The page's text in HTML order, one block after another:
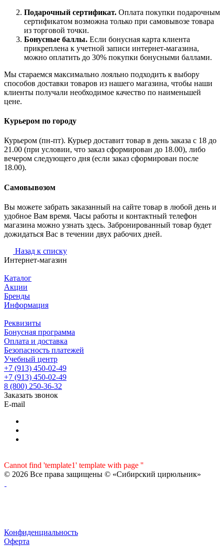
Подарочный сертификат. Оплата покупки подарочным
сертификатом возможна только при самовывозе товара
из торговой точки.
Бонусные баллы. Если бонусная карта клиента
прикреплена к учетной записи интернет-магазина,
можно оплатить до 30% покупки бонусными баллами.
Мы стараемся максимально лояльно подходить к выбору
способов доставки товаров из нашего магазина, чтобы наши
клиенты получали необходимое качество по наименьшей
цене.
Курьером по городу
Курьером (пн-пт). Курьер доставит товар в день заказа с 18 до
21.00 (при условии, что заказ сформирован до 18.00), либо
вечером следующего дня (если заказ сформирован после
18.00).
Самовывозом
Вы можете забрать заказанный на сайте товар в любой день и
удобное Вам время. Часы работы и контактный телефон
магазина можно узнать здесь. Забронированный товар будет
дожидаться Вас в течении двух рабочих дней.
Назад к списку
Интернет-магазин
Каталог
Акции
Бренды
Информация
Реквизиты
Бонусная программа
Оплата и доставка
Безопасность платежей
Учебный центр
+7 (913) 450-02-49
+7 (913) 450-02-49
8 (800) 250-36-32
Заказать звонок
E-mail
Cannot find 'template1' template with page ''
© 2026 Все права защищены © «Сибирский цирюльник»
Конфиденциальность
Оферта